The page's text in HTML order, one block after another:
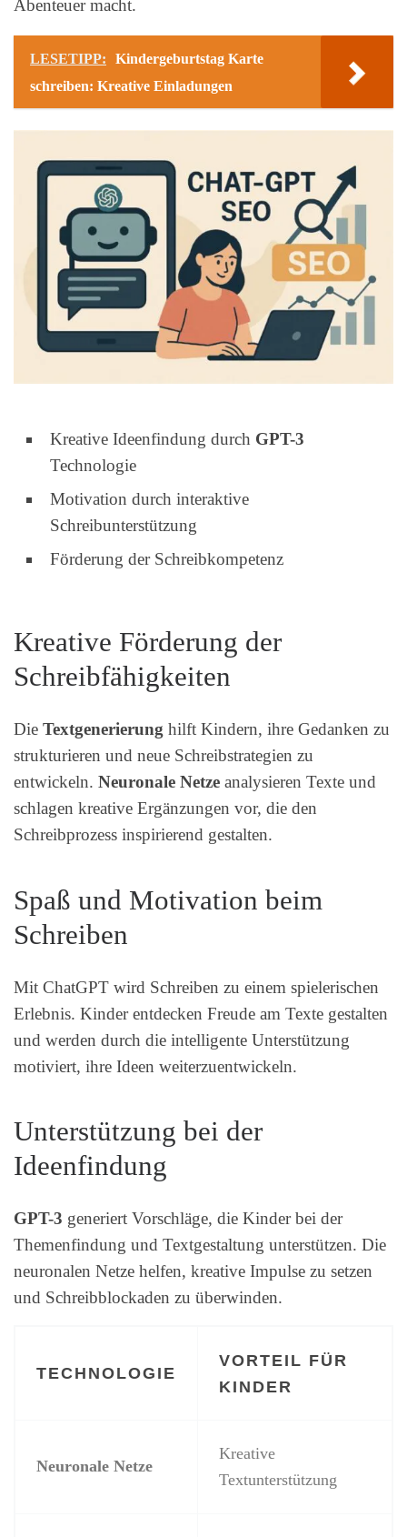
Abenteuer macht.
LESETIPP:
Kindergeburtstag Karte
schreiben: Kreative Einladungen
Kreative Ideenfindung durch GPT-3
Technologie
Motivation durch interaktive
Schreibunterstützung
Förderung der Schreibkompetenz
Kreative Förderung der
Schreibfähigkeiten
Die Textgenerierung hilft Kindern, ihre Gedanken zu
strukturieren und neue Schreibstrategien zu
entwickeln. Neuronale Netze analysieren Texte und
schlagen kreative Ergänzungen vor, die den
Schreibprozess inspirierend gestalten.
Spaß und Motivation beim
Schreiben
Mit ChatGPT wird Schreiben zu einem spielerischen
Erlebnis. Kinder entdecken Freude am Texte gestalten
und werden durch die intelligente Unterstützung
motiviert, ihre Ideen weiterzuentwickeln.
Unterstützung bei der
Ideenfindung
GPT-3 generiert Vorschläge, die Kinder bei der
Themenfindung und Textgestaltung unterstützen. Die
neuronalen Netze helfen, kreative Impulse zu setzen
und Schreibblockaden zu überwinden.
TECHNOLOGIE
VORTEIL FÜR
KINDER
Neuronale Netze
Kreative
Textunterstützung